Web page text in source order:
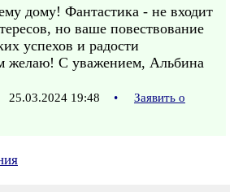
дому! Фантастика - не входит
но ваше повествование
успехов и радости
желаю! С уважением, Альбина
25.03.2024 19:48 •
Заявить о